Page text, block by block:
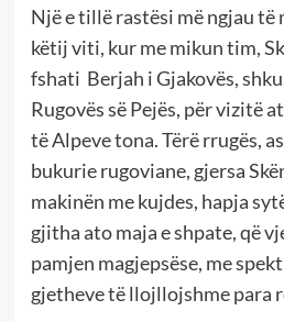
Një e tillë rastësi më ngjau
këtij viti, kur me mikun tim,
fshati Berjah i Gjakovës,
Rugovës së Pejës, për vizitë
të Alpeve tona. Tërë rrugës,
bukurie rugoviane, gjersa
makinën me kujdes, hapja
gjitha ato maja e shpate, që
pamjen magjepsëse, me
gjetheve të llojllojshme para